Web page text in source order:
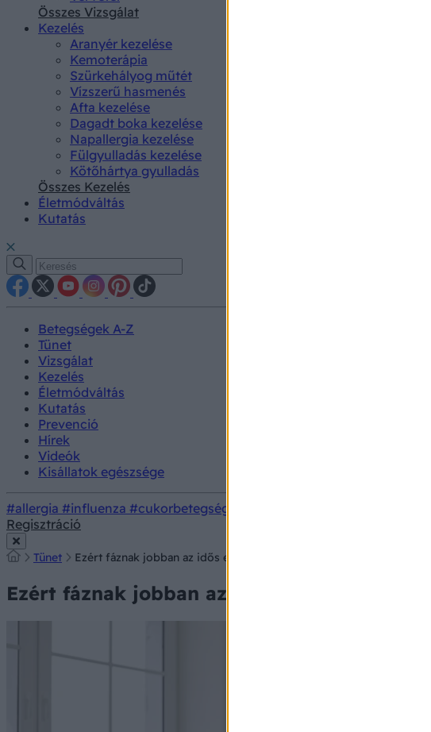
Összes Vizsgálat
Kezelés
Aranyér kezelése
Kemoterápia
Szürkehályog műtét
Vízszerű hasmenés
Afta kezelése
Dagadt boka kezelése
Napallergia kezelése
Fülgyulladás kezelése
Kötőhártya gyulladás
Összes Kezelés
Életmódváltás
Kutatás
Betegségek A-Z
Tünet
Vizsgálat
Kezelés
Életmódváltás
Kutatás
Prevenció
Hírek
Videók
Kisállatok egészsége
#allergia #influenza #cukorbetegség
Regisztráció
Tünet Ezért fáznak jobban az idős emberek
Ezért fáznak jobban az idős emberek